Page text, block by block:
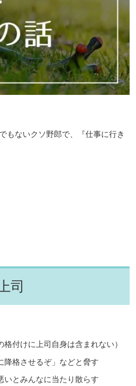
もないクソ野郎で、『仕事に行き
司
付けに上司自身は含まれない）
降格させるぞ」などと脅す
いとみんなに当たり散らす